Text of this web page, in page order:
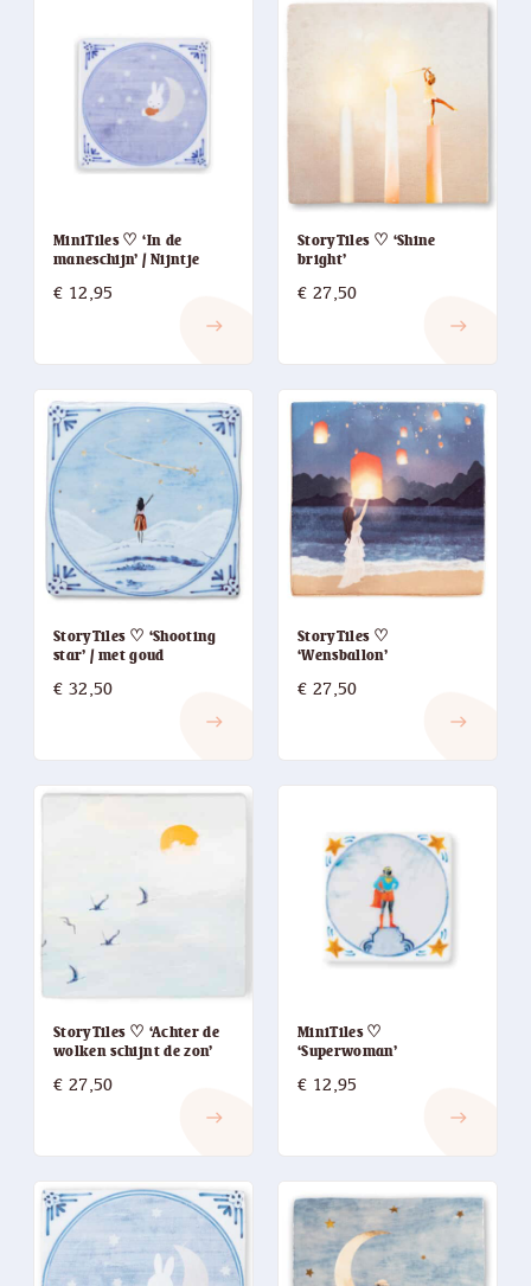
MiniTiles ♡ ‘In de
maneschijn’ / Nijntje
€ 12,95
east
StoryTiles ♡ ‘Shine
bright’
€ 27,50
east
StoryTiles ♡ ‘Shooting
star’ / met goud
€ 32,50
east
StoryTiles ♡
‘Wensballon’
€ 27,50
east
StoryTiles ♡ ‘Achter de
wolken schijnt de zon’
€ 27,50
east
MiniTiles ♡
‘Superwoman’
€ 12,95
east